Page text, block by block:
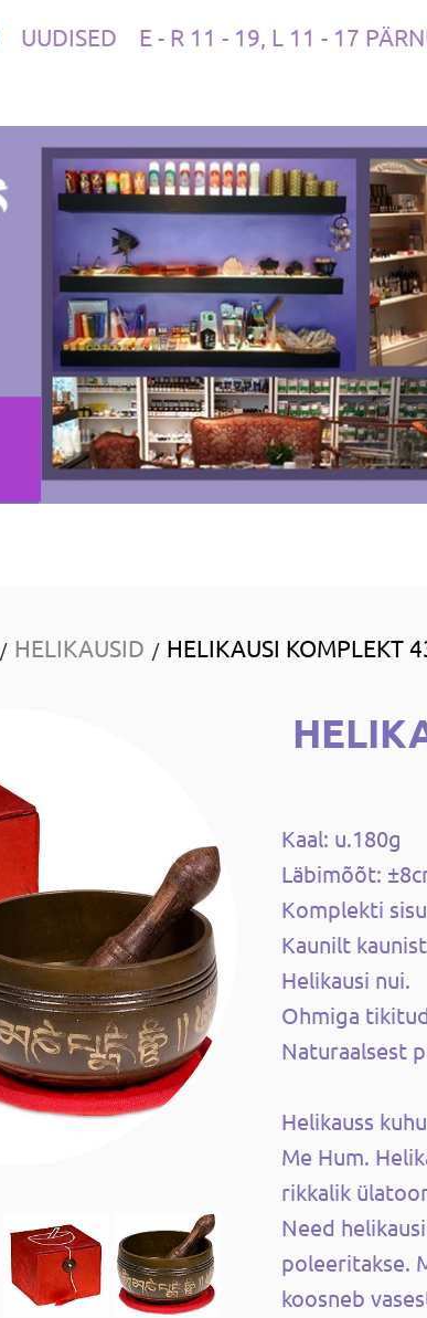
UUDISED E - R 11 - 19, L 11 - 17
/ HELIKAUSID / HELIKAUSI KOMPLEKT
Kaal: u.180g
Läbimõõt:
Komplekti
Kaunilt
Helikausi nui.
Ohmiga
Naturaalsest
Helikauss
Me Hum.
rikkalik
Need
poleeritakse.
koosneb